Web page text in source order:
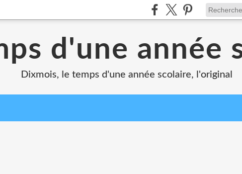
d'une année
Dixmois, le temps d'une année scolaire, l'original